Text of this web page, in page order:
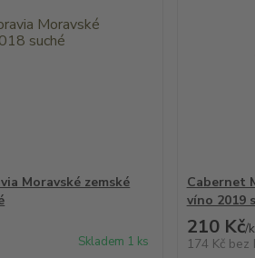
Moravské zemské
Skladem 1 ks
Cabernet
víno 2019
210 Kč/
174 Kč bez